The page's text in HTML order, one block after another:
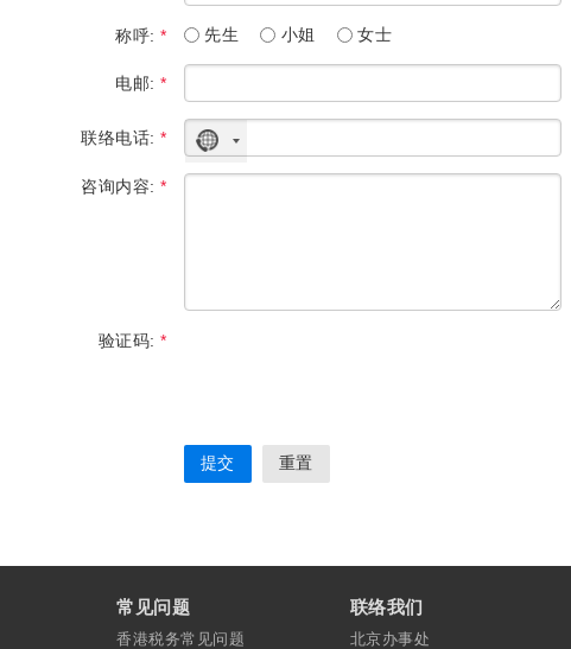
称呼:* 先生 小姐 女士
电邮:*
联络电话:*
没
咨询内容:*
验证码:*
常见问题
香港税务常见问题
联络我们
北京办事处